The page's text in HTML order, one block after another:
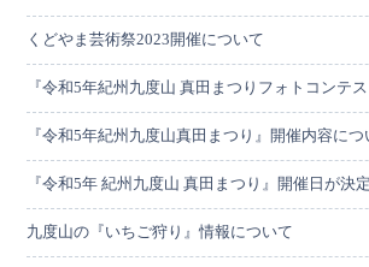
くどやま芸術祭2023開催について
『令和5年紀州九度山 真田まつりフォトコンテ
『令和5年紀州九度山真田まつり』開催内容につ
『令和5年 紀州九度山 真田まつり』開催日が決
九度山の『いちご狩り』情報について